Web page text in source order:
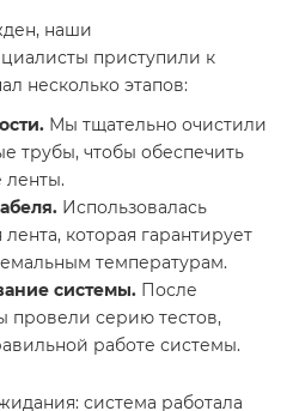
наши
приступили к
несколько этапов:
Мы тщательно очистили
трубы, чтобы обеспечить
ленты.
Использовалась
которая гарантирует
температурам.
системы. После
провели серию тестов,
работе системы.
система работала